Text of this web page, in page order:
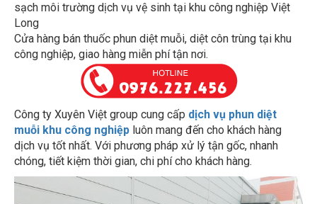
sạch môi trường dịch vụ vệ sinh tại khu công nghiệp Việt
Long
Cửa hàng bán thuốc phun diệt muỗi, diệt côn trùng tại khu
công nghiệp, giao hàng miễn phí tận nơi.
Công ty Xuyên Việt group cung cấp dịch vụ phun diệt
muỗi khu công nghiệp luôn mang đến cho khách hàng
dịch vụ tốt nhất. Với phương pháp xử lý tận gốc, nhanh
chóng, tiết kiệm thời gian, chi phí cho khách hàng.